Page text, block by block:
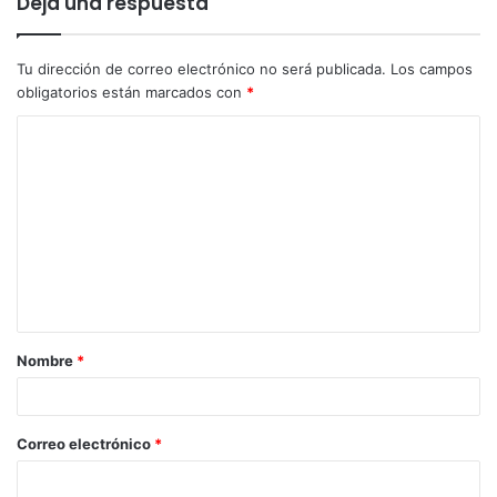
Tu dirección de correo electrónico no será publicada. Los campos
obligatorios están marcados con *
Nombre *
Correo electrónico *